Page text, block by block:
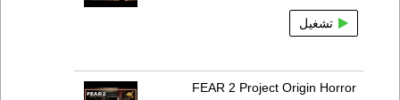
تشغيل
FEAR 2 Project Origin Horror